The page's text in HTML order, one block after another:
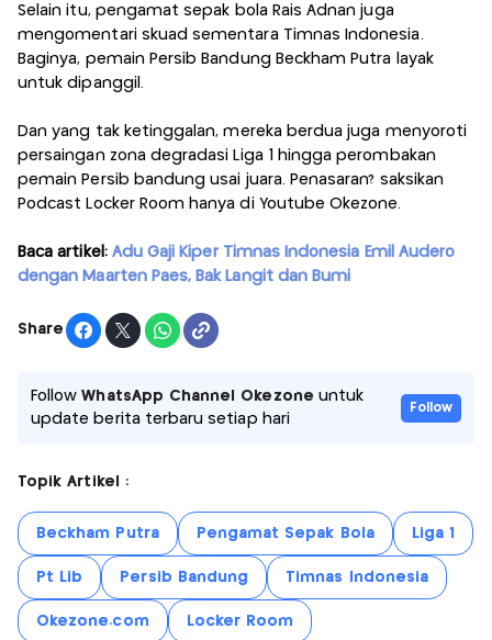
Selain itu, pengamat sepak bola Rais Adnan juga
mengomentari skuad sementara Timnas Indonesia.
Baginya, pemain Persib Bandung Beckham Putra layak
untuk dipanggil.
Dan yang tak ketinggalan, mereka berdua juga menyoroti
persaingan zona degradasi Liga 1 hingga perombakan
pemain Persib bandung usai juara. Penasaran? saksikan
Podcast Locker Room hanya di Youtube Okezone.
Baca artikel: Adu Gaji Kiper Timnas Indonesia Emil Audero
dengan Maarten Paes, Bak Langit dan Bumi
Share
FollowWhatsApp Channel Okezone untuk
update berita terbaru setiap hari
Follow
Topik Artikel :
Beckham Putra Pengamat Sepak Bola Liga 1
Pt Lib Persib Bandung Timnas Indonesia
Okezone.com Locker Room